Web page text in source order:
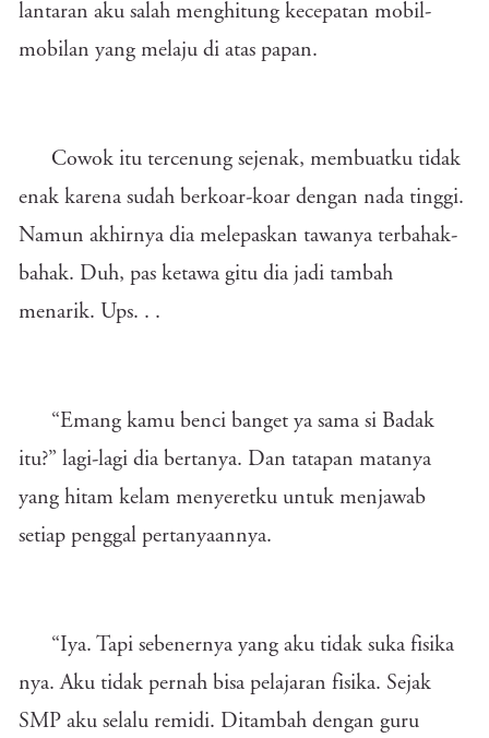
lantaran aku salah menghitung kecepatan mobil-
mobilan yang melaju di atas papan.
Cowok itu tercenung sejenak, membuatku tidak
enak karena sudah berkoar-koar dengan nada tinggi.
Namun akhirnya dia melepaskan tawanya terbahak-
bahak. Duh, pas ketawa gitu dia jadi tambah
menarik. Ups. . .
“Emang kamu benci banget ya sama si Badak
itu?” lagi-lagi dia bertanya. Dan tatapan matanya
yang hitam kelam menyeretku untuk menjawab
setiap penggal pertanyaannya.
“Iya. Tapi sebenernya yang aku tidak suka fisika
nya. Aku tidak pernah bisa pelajaran fisika. Sejak
SMP aku selalu remidi. Ditambah dengan guru